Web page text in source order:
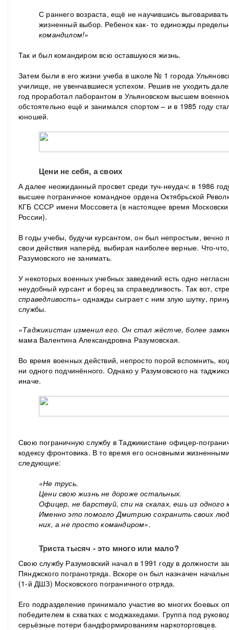
С раннего возраста, ещё не научившись
жизненный выбор. Ребенок как- то единожды
командилом!»
Так и был командиром всю оставшуюся жизнь.
Затем были в его жизни учеба в школе № 1 города
училище, не увенчавшиеся успехом. Решив не уходить
год проработал лаборантом в Ульяновском высшем
обстоятельно ещё и занимался спортом – и в 1985 году
юношей.
Цени не себя, а своих
А далее неожиданный просвет среди туч-неудач: в 1986
высшее пограничное командное ордена Октябрьской
КГБ СССР имени Моссовета (в настоящее время
России).
В годы учебы, будучи курсантом, он был непростым,
свои действия наперёд, выбирая наиболее верные. Что-
Разумовского не занимать.
У некоторых военных учебных заведений есть одно
неудобный курсант и борец за справедливость. Так вот,
справедливость»однажды сыграет с ним злую шутку,
службы.
«Таджикистан изменил его. Он стал жёстче, более
мама Валентина Александровна Разумовская.
Во время военных действий, непросто порой вспомнить,
ни одного подчинённого. Однако у Разумовского на
иначе.
Свою пограничную службу в Таджикистане офицер-
кодексу фронтовика. В то время его основными
следующие:
«Не трусь.
Цени свою жизнь не дороже остальных.
Офицер, не барствуй, спи на скалах, ешь из одного
Именно это помогло Дмитрию сохранить своих
них, а не просто командиром».
Триста тысяч - это много или мало?
Свою службу Разумовский начал в 1991 году в должности
Пянджского погранотряда. Вскоре он был назначен
(1-й ДШЗ) Московского пограничного отряда.
Его подразделение принимало участие во многих боевых
победителем в схватках с моджахедами. Группа под
серьёзные потери бандформированиям наркоторговцев.